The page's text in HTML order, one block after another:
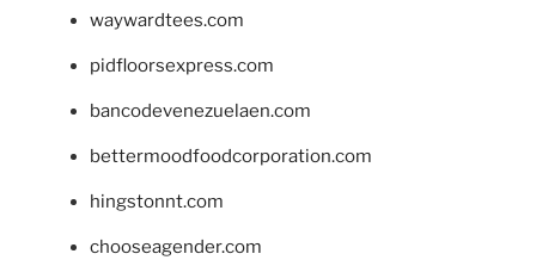
waywardtees.com
pidfloorsexpress.com
bancodevenezuelaen.com
bettermoodfoodcorporation.com
hingstonnt.com
chooseagender.com